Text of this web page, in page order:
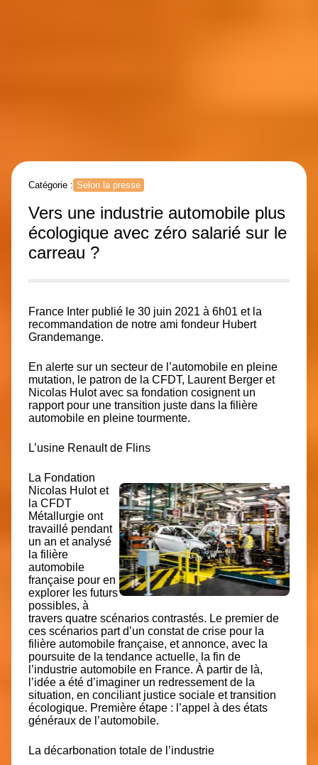
Catégorie : Selon la presse
Vers une industrie automobile plus
écologique avec zéro salarié sur le
carreau ?
France Inter publié le 30 juin 2021 à 6h01 et la
recommandation de notre ami fondeur Hubert
Grandemange.
En alerte sur un secteur de l’automobile en pleine
mutation, le patron de la CFDT, Laurent Berger et
Nicolas Hulot avec sa fondation cosignent un
rapport pour une transition juste dans la filière
automobile en pleine tourmente.
L’usine Renault de Flins
La Fondation
Nicolas Hulot et
la CFDT
Métallurgie ont
travaillé pendant
un an et analysé
la filière
automobile
française pour en
explorer les futurs
possibles, à
travers quatre scénarios contrastés. Le premier de
ces scénarios part d’un constat de crise pour la
filière automobile française, et annonce, avec la
poursuite de la tendance actuelle, la fin de
l’industrie automobile en France. À partir de là,
l’idée a été d’imaginer un redressement de la
situation, en conciliant justice sociale et transition
écologique. Première étape : l’appel à des états
généraux de l’automobile.
La décarbonation totale de l’industrie